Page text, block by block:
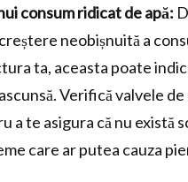
consum ridicat de apă:
neobișnuită a
ta, aceasta poate
Verifică valvele
a te asigura că nu există
care ar putea cauza